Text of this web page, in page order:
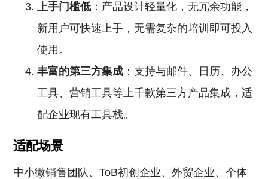
上手门槛低 ：产品设计轻量化，无冗余功能，
新用户可快速上手，无需复杂的培训即可投入
使用。
丰富的第三方集成 ：支持与邮件、日历、办公
工具、营销工具等上千款第三方产品集成，适
配企业现有工具栈。
适配场景
中小微销售团队、ToB初创企业、外贸企业、个体